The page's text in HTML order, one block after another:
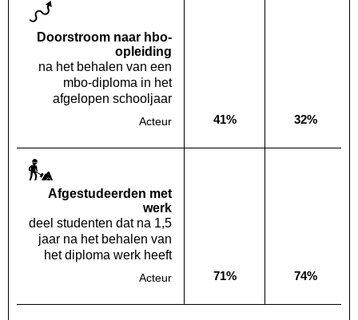
Doorstroom naar hbo-
opleiding
na het behalen van een
mbo-diploma in het
afgelopen schooljaar
Acteur Deze opleiding:
41% Landelijk
32%
Af­gestudeerden met
werk
deel studenten dat na 1,5
jaar na het behalen van
het diploma werk heeft
Acteur Deze opleiding:
71% Landelijk
74%